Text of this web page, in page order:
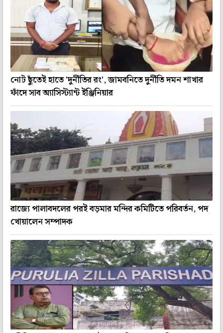
নোট ছুঁতেই হাতে 'দুর্নীতির রং', জামবনিতে দুর্নীতি দমন শাখার
ফাঁদে সাব অ্যাসিস্ট্যান্ট ইঞ্জিনিয়ার
রাজ্যে পালাবদলের পরই বড়মার মন্দির কমিটিতে পরিবর্তন, পদ
খোয়ালেন সম্পাদক